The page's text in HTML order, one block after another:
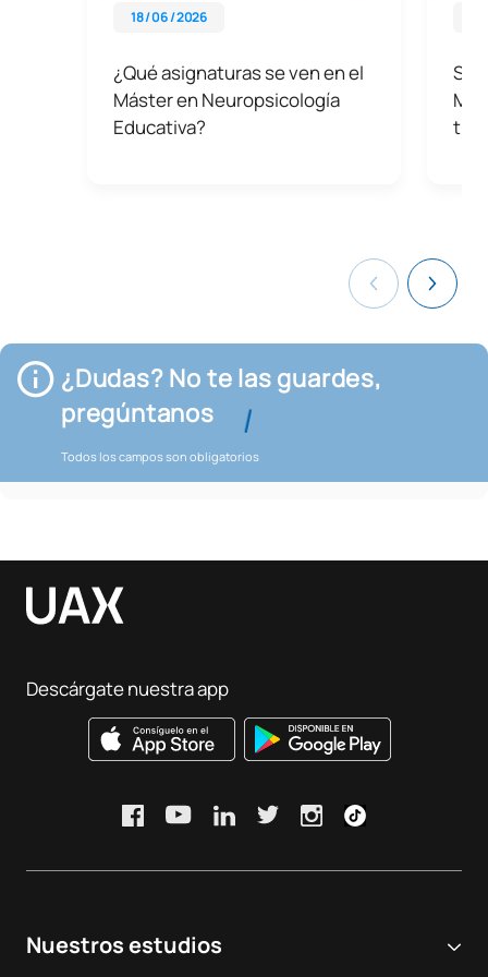
18 / 06 / 2026
¿Qué asignaturas se ven en el
Máster en Neuropsicología
Educativa?
¿Dudas? No te las guardes,
pregúntanos
Todos los campos son obligatorios
Nuestros estudios
Descárgate nuestra app